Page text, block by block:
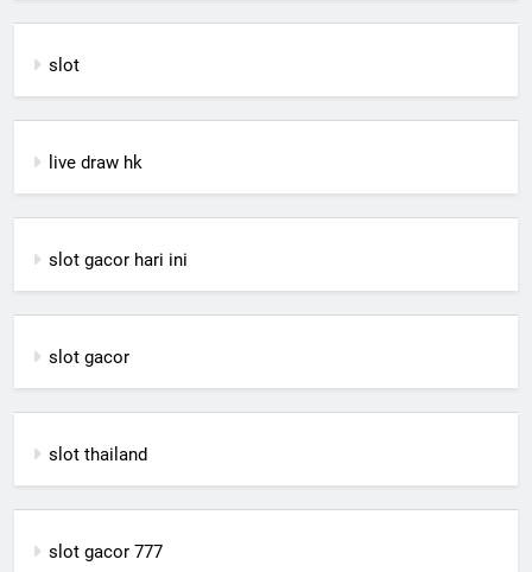
slot
live draw hk
slot gacor hari ini
slot gacor
slot thailand
slot gacor 777